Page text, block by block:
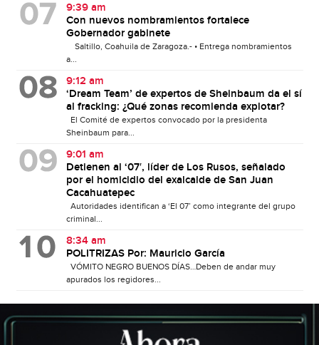
9:39 am
Con nuevos nombramientos fortalece
Gobernador gabinete
Saltillo, Coahuila de Zaragoza.- • Entrega nombramientos
a...
9:12 am
‘Dream Team’ de expertos de Sheinbaum da el sí
al fracking: ¿Qué zonas recomienda explotar?
El Comité de expertos convocado por la presidenta
Sheinbaum para...
9:01 am
Detienen al ‘07′, líder de Los Rusos, señalado
por el homicidio del exalcalde de San Juan
Cacahuatepec
Autoridades identifican a ‘El 07’ como integrante del grupo
criminal...
8:34 am
POLITRIZAS Por: Mauricio García
VÓMITO NEGRO BUENOS DÍAS…Deben de andar muy
apurados los regidores...